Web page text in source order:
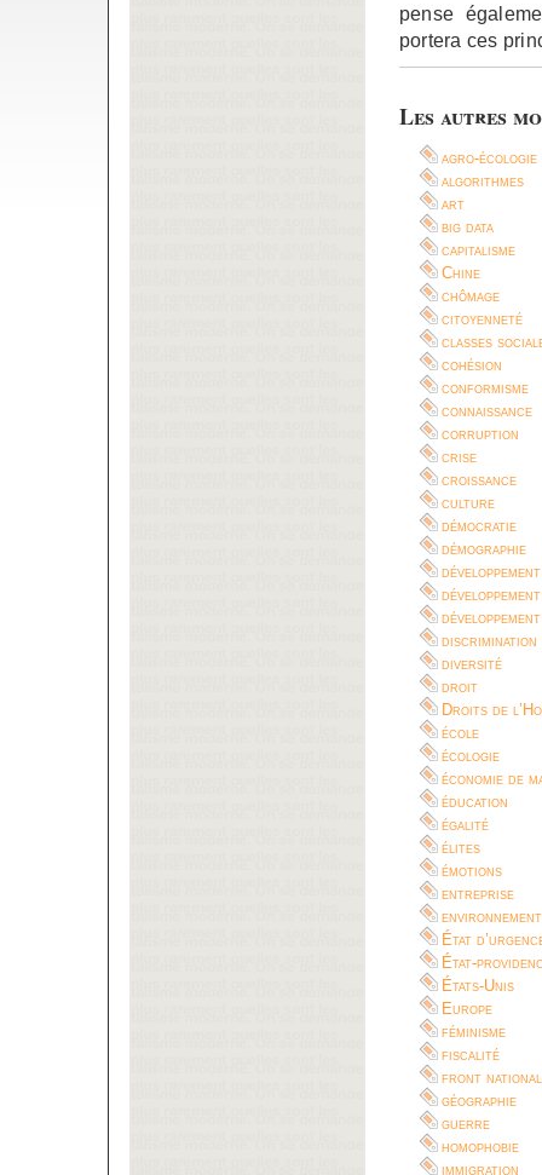
pense
portera ces
Les autres
agro-écologie
algorithmes
art
big data
capitalisme
Chine
chômage
citoyenneté
classes
cohésion
conformisme
connaissance
corruption
crise
croissance
culture
démocratie
démographie
développement
discrimination
diversité
droit
Droits de
école
écologie
économie de
éducation
égalité
élites
émotions
entreprise
environnement
État
État-
États-Unis
Europe
féminisme
fiscalité
front national
géographie
guerre
homophobie
immigration